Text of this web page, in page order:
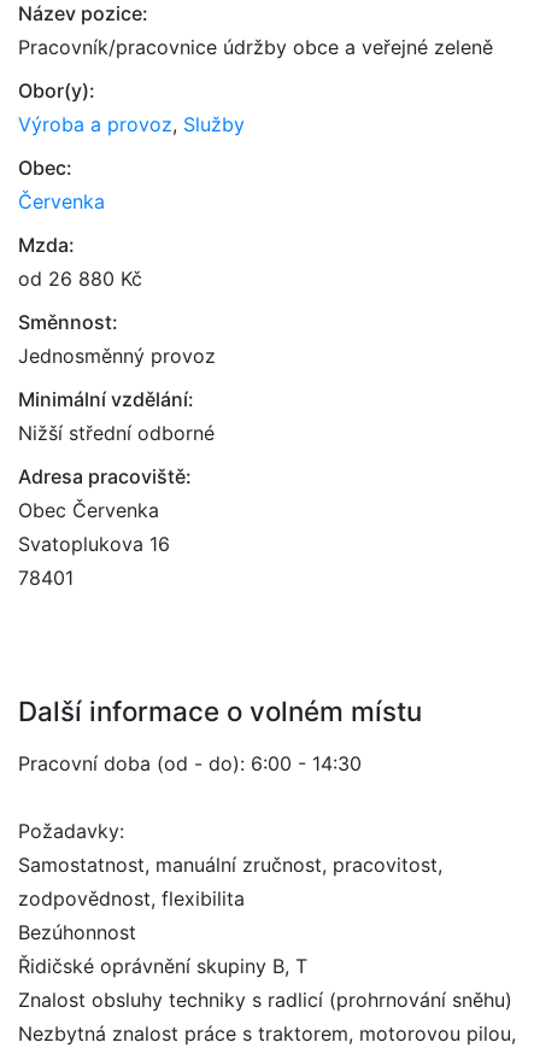
Název pozice:
Pracovník/pracovnice údržby obce a veřejné zeleně
Obor(y):
Výroba a provoz, Služby
Obec:
Červenka
Mzda:
od 26 880 Kč
Směnnost:
Jednosměnný provoz
Minimální vzdělání:
Nižší střední odborné
Adresa pracoviště:
Obec Červenka
Svatoplukova 16
78401
Další informace o volném místu
Pracovní doba (od - do): 6:00 - 14:30
Požadavky:
Samostatnost, manuální zručnost, pracovitost,
zodpovědnost, flexibilita
Bezúhonnost
Řidičské oprávnění skupiny B, T
Znalost obsluhy techniky s radlicí (prohrnování sněhu)
Nezbytná znalost práce s traktorem, motorovou pilou,